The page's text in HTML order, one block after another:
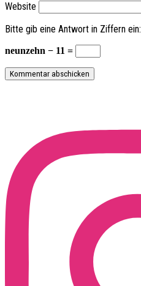
Website
Bitte gib eine Antwort in Ziffern ein:
neunzehn − 11 =